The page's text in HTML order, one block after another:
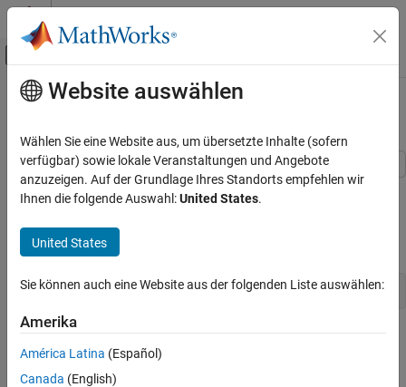
Weiter zum Inhalt
Umschaltung für Off-Canvas-
Startseite der Dokumentation
Simulink Design Verifier
Generate Tests
Basics of Test Generation
Test Objective Block
Hauptinhalt
Test Objective Block
This example shows the use of two custom Test Objective blocks.
The block "True" forces the output signal to be 2. The block "Edge"
inside "Masked Objective" specifies that the output signal
transition from 2 to 1.
open_system('sldvdemo_debounce_testobjblks' );
Website auswählen
Wählen Sie eine Website aus, um übersetzte Inhalte (sofern
verfügbar) sowie lokale Veranstaltungen und Angebote
anzuzeigen. Auf der Grundlage Ihres Standorts empfehlen wir
Ihnen die folgende Auswahl:United States.
United States
Sie können auch eine Website aus der folgenden Liste auswählen:
Amerika
América Latina (Español)
Canada (English)